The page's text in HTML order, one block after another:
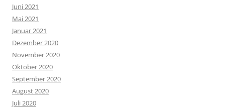
Juni 2021
Mai 2021
Januar 2021
Dezember 2020
November 2020
Oktober 2020
September 2020
August 2020
Juli 2020